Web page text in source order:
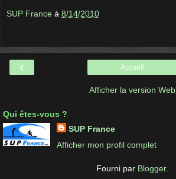
SUP France à 8/14/2010
‹ Accueil
Afficher la version Web
Qui êtes-vous ?
SUP France
Afficher mon profil complet
Fourni par Blogger.